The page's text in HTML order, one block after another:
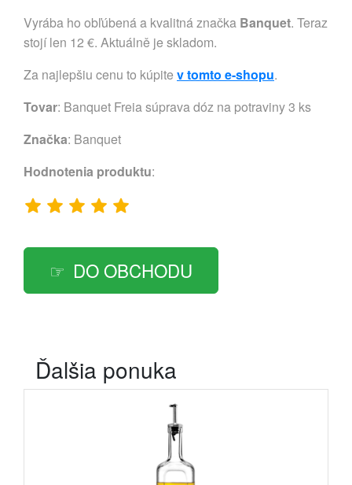
Vyrába ho obľúbená a kvalitná značka Banquet. Teraz
stojí len 12 €. Aktuálně je skladom.
Za najlepšiu cenu to kúpite v tomto e-shopu.
Tovar: Banquet Freia súprava dóz na potraviny 3 ks
Značka: Banquet
Hodnotenia produktu:
DO OBCHODU
Ďalšia ponuka